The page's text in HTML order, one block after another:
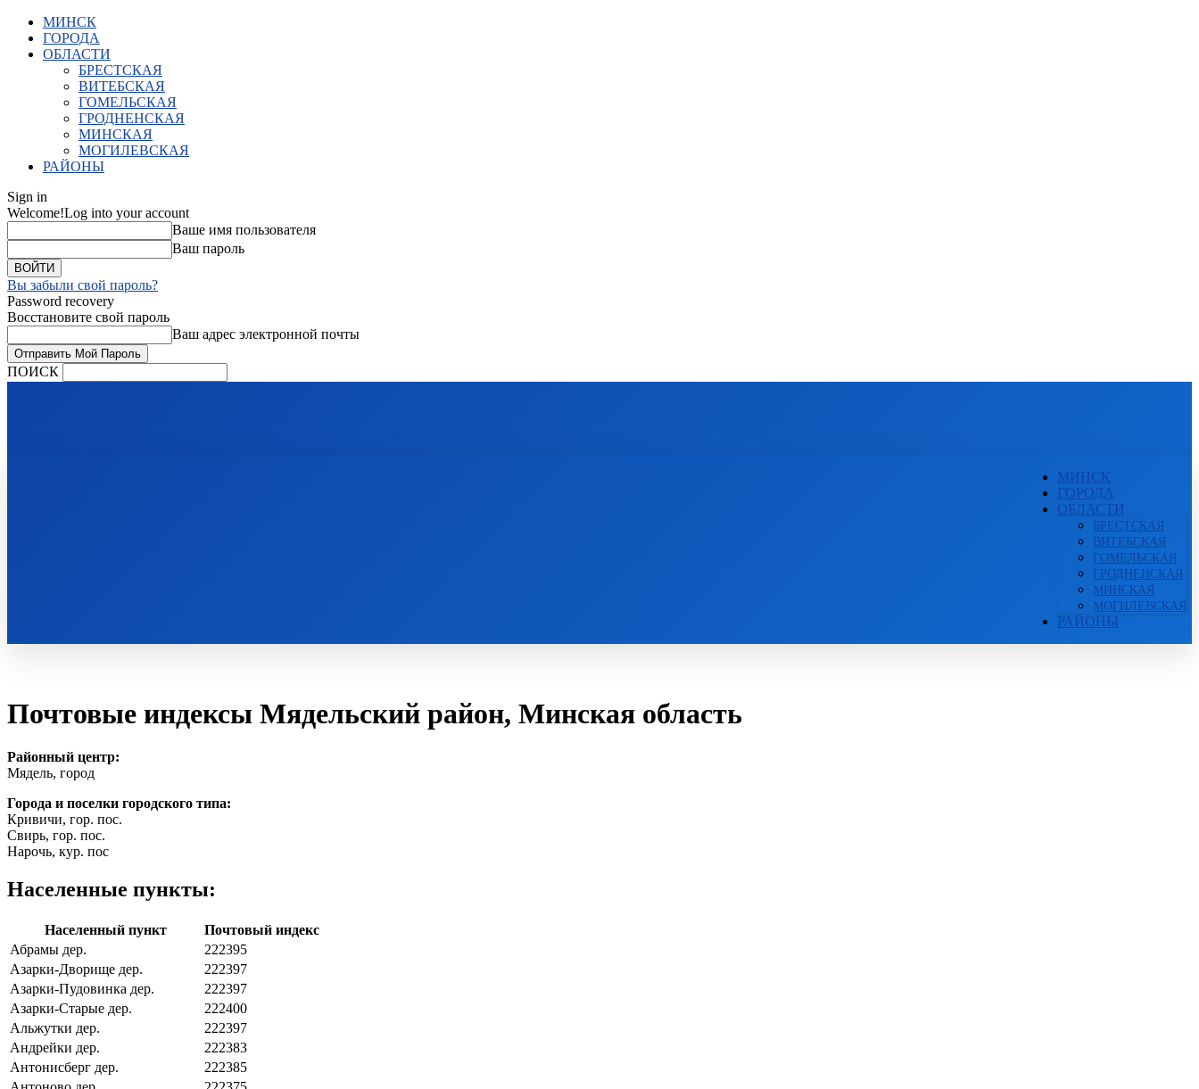
МИНСК
ГОРОДА
ОБЛАСТИ
БРЕСТСКАЯ
ВИТЕБСКАЯ
ГОМЕЛЬСКАЯ
ГРОДНЕНСКАЯ
МИНСКАЯ
МОГИЛЕВСКАЯ
РАЙОНЫ
Sign in
Welcome!Log into your account
Ваше имя пользователя
Ваш пароль
Вы забыли свой пароль?
Password recovery
Восстановите свой пароль
Ваш адрес электронной почты
ПОИСК
МИНСК
ГОРОДА
ОБЛАСТИ
БРЕСТСКАЯ
ВИТЕБСКАЯ
ГОМЕЛЬСКАЯ
ГРОДНЕНСКАЯ
МИНСКАЯ
МОГИЛЕВСКАЯ
РАЙОНЫ
Почтовые индексы Мядельский район, Минская область
Районный центр:
Мядель, город
Города и поселки городского типа:
Кривичи, гор. пос.
Свирь, гор. пос.
Нарочь, кур. пос
Населенные пункты:
Населенный пункт
Почтовый индекс
Абрамы дер.
222395
Азарки-Дворище дер.
222397
Азарки-Пудовинка дер.
222397
Азарки-Старые дер.
222400
Альжутки дер.
222397
Андрейки дер.
222383
Антонисберг дер.
222385